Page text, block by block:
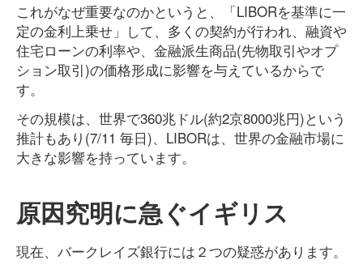
これがなぜ重要なのかというと、「LIBORを基準に一
定の金利上乗せ」して、多くの契約が行われ、融資や
住宅ローンの利率や、金融派生商品(先物取引やオプ
ション取引)の価格形成に影響を与えているからで
す。
その規模は、世界で360兆ドル(約2京8000兆円)という
推計もあり(7/11 毎日)、LIBORは、世界の金融市場に
大きな影響を持っています。
原因究明に急ぐイギリス
現在、バークレイズ銀行には２つの疑惑があります。